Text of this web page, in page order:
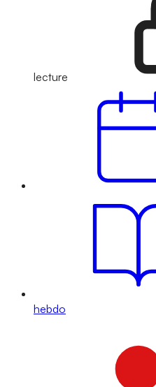
lecture
hebdo